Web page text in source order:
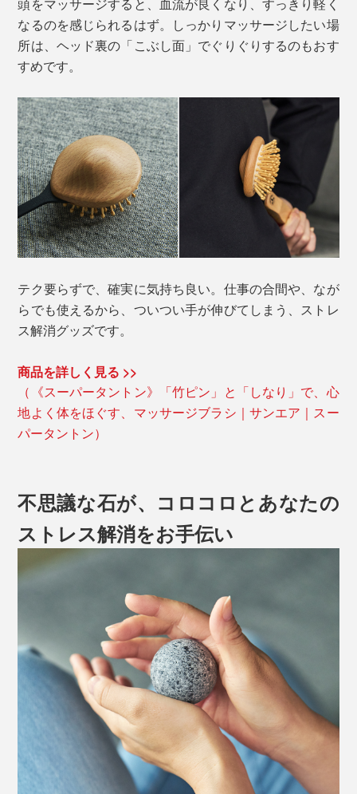
なるのを感じられるはず。しっかりマッサージしたい場
所は、ヘッド裏の「こぶし面」でぐりぐりするのもおす
すめです。
テク要らずで、確実に気持ち良い。仕事の合間や、なが
らでも使えるから、ついつい手が伸びてしまう、ストレ
ス解消グッズです。
商品を詳しく見る >>
（《スーパータントン》「竹ピン」と「しなり」で、心
地よく体をほぐす、マッサージブラシ｜サンエア｜スー
パータントン）
不思議な石が、コロコロとあなたの
ストレス解消をお手伝い